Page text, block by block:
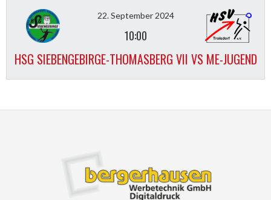
22. September 2024
10:00
HSG SIEBENGEBIRGE-THOMASBERG VII VS ME-JUGEND